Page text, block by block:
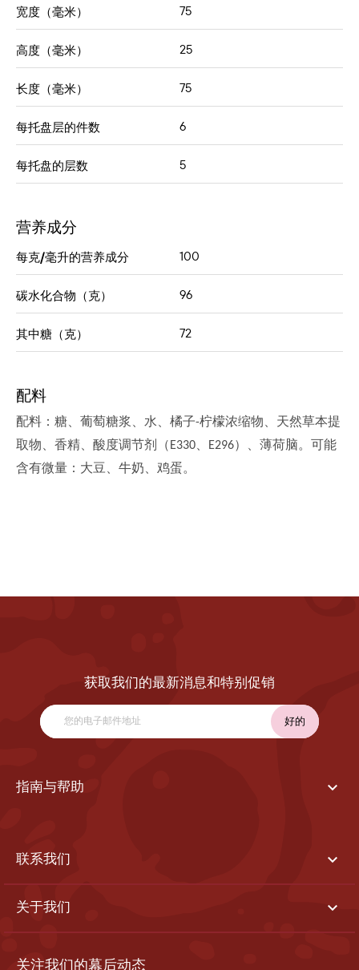
宽度（毫米） 75
高度（毫米） 25
长度（毫米） 75
每托盘层的件数 6
每托盘的层数 5
营养成分
每克/毫升的营养成分 100
碳水化合物（克） 96
其中糖（克） 72
配料
配料：糖、葡萄糖浆、水、橘子-柠檬浓缩物、天然草本提
取物、香精、酸度调节剂（E330、E296）、薄荷脑。可能
含有微量：大豆、牛奶、鸡蛋。
获取我们的最新消息和特别促销
指南与帮助 
联系我们 
关于我们 
关注我们的幕后动态